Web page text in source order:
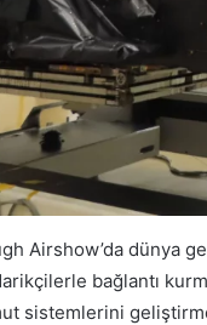
Airshow’da dünya
bağlantı
sistemlerini